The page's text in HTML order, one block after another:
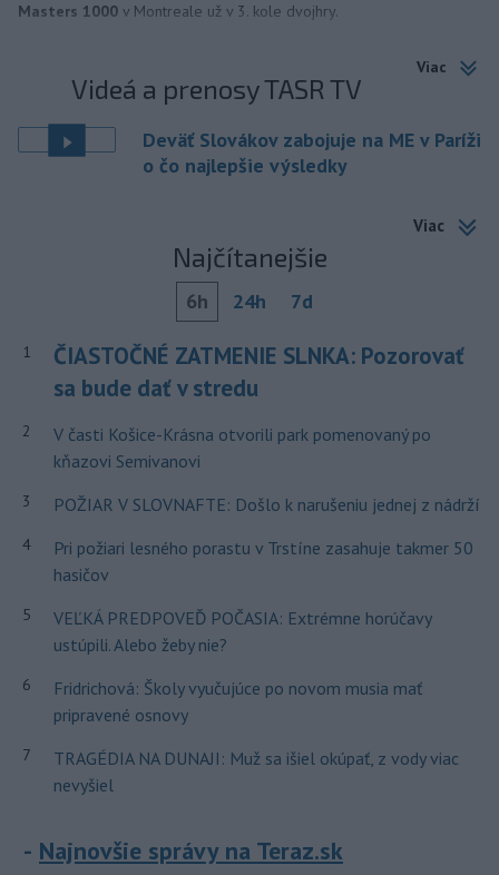
Masters 1000 v Montreale už v 3. kole dvojhry.
Viac
Videá a prenosy TASR TV
Deväť Slovákov zabojuje na ME v Paríži
o čo najlepšie výsledky
Viac
Najčítanejšie
6h 24h 7d
1
ČIASTOČNÉ ZATMENIE SLNKA: Pozorovať
sa bude dať v stredu
2
V časti Košice-Krásna otvorili park pomenovaný po
kňazovi Semivanovi
3 POŽIAR V SLOVNAFTE: Došlo k narušeniu jednej z nádrží
4
Pri požiari lesného porastu v Trstíne zasahuje takmer 50
hasičov
5
VEĽKÁ PREDPOVEĎ POČASIA: Extrémne horúčavy
ustúpili. Alebo žeby nie?
6
Fridrichová: Školy vyučujúce po novom musia mať
pripravené osnovy
7
TRAGÉDIA NA DUNAJI: Muž sa išiel okúpať, z vody viac
nevyšiel
Najnovšie správy na Teraz.sk